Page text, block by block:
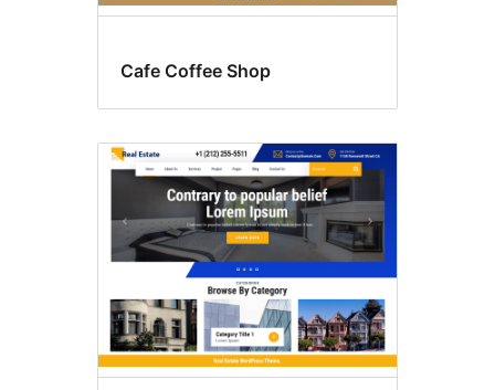
Cafe Coffee Shop